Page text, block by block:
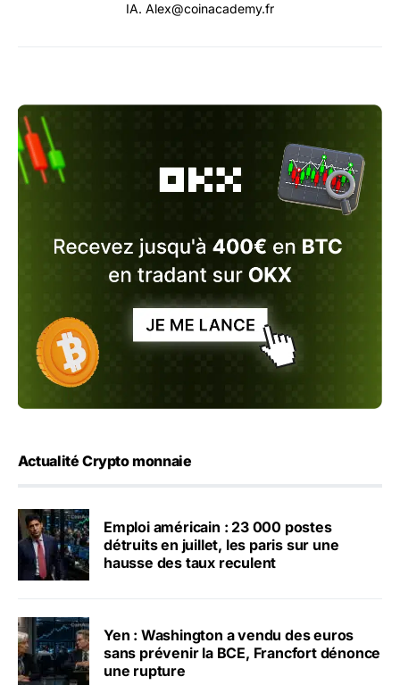
IA. Alex@coinacademy.fr
Actualité Crypto monnaie
Emploi américain : 23 000 postes
détruits en juillet, les paris sur une
hausse des taux reculent
Yen : Washington a vendu des euros
sans prévenir la BCE, Francfort dénonce
une rupture